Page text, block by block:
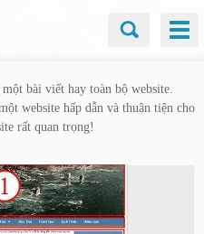
bài viết hay toàn bộ website.
website hấp dẫn và thuận tiện cho
rất quan trọng!